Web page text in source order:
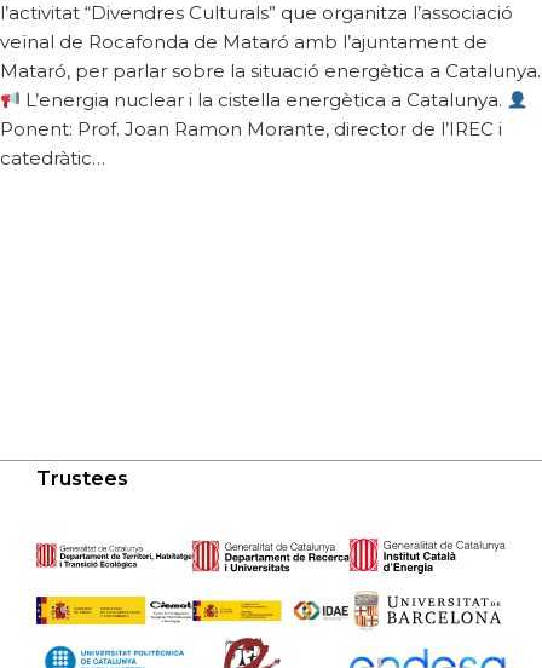
l’activitat “Divendres Culturals” que organitza l’associació
veïnal de Rocafonda de Mataró amb l’ajuntament de
Mataró, per parlar sobre la situació energètica a Catalunya.
L’energia nuclear i la cistella energètica a Catalunya.
Ponent: Prof. Joan Ramon Morante, director de l’IREC i
catedràtic…
Trustees